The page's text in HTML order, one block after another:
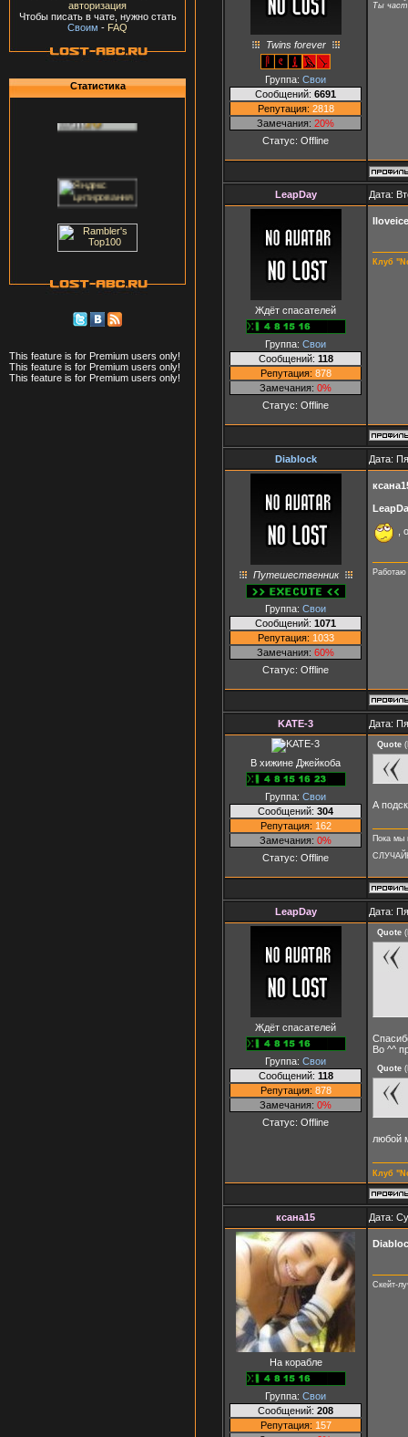
авторизация
Чтобы писать в чате, нужно стать
Своим - FAQ
Статистика
This feature is for Premium users only!
This feature is for Premium users only!
This feature is for Premium users only!
Twins forever
Группа: Свои
Сообщений: 6691
Репутация: 2818
Замечания: 20%
Статус: Offline
Ты
LeapDay Дата:
Ждёт спасателей
Группа: Свои
Сообщений: 118
Репутация: 878
Замечания: 0%
Статус: Offline
Клуб
Diablock Дата:
Путешественник
Группа: Свои
Сообщений: 1071
Репутация: 1033
Замечания: 60%
Статус: Offline
,
KATE-3 Дата:
В хижине Джейкоба
Группа: Свои
Сообщений: 304
Репутация: 162
Замечания: 0%
Статус: Offline
Quote (
А
Пока мы
LeapDay Дата:
Ждёт спасателей
Группа: Свои
Сообщений: 118
Репутация: 878
Замечания: 0%
Статус: Offline
Quote (
Во ^^
Quote (
любой
Клуб
ксана15 Дата:
На корабле
Группа: Свои
Сообщений: 208
Репутация: 157
Скейт-